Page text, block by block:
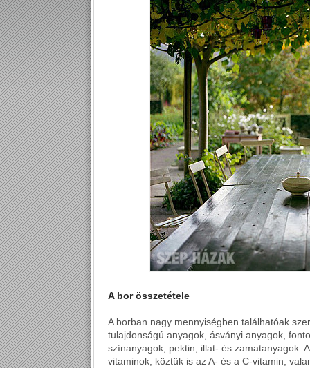
A bor összetétele
A borban nagy mennyiségben találhatóak
tulajdonságú anyagok, ásványi anyagok,
színanyagok, pektin, illat- és zamatanyagok.
vitaminok, köztük is az A- és a C-vitamin,